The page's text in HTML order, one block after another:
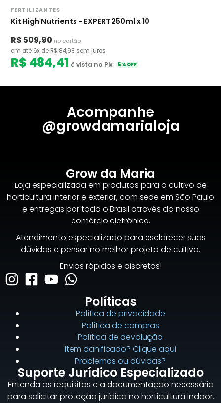
FERTILIZANTES
Kit High Nutrients - EXPERT 250ml x 10
R$ 509,90 no cartão
em até 6x de R$ 84,98 sem juros
R$ 484,41 à vista no Pix 5% OFF
Acompanhe
@growdamarialoja
Grow da Maria
Loja especializada em produtos para o cultivo de
horticultura interior e exterior, com sede em São Paulo
e entregas por todo o Brasil através do nosso
comércio eletrônico.
Atendimento especializado para esclarecer suas
dúvidas e pensar no melhor projeto de cultivo.
Envios rápidos e discretos!
Políticas
Política de privacidade
Política de compras
Política de devolução
Item danificado? Clique aqui
Problemas ou dúvidas?
Suporte Jurídico Especializado
Entenda os requisitos e a documentação necessária
para solicitar proteção jurídica no horticultura indoor.